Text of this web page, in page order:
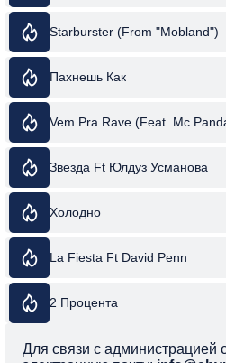
Starburster (From "Mobland")
Пахнешь Как
Vem Pra Rave (Feat. Mc
Звезда Ft Юлдуз Усманова
Холодно
La Fiesta Ft David Penn
2 Процента
Для связи с администрацией